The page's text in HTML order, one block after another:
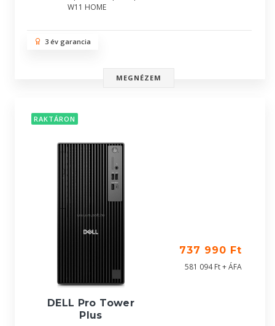
W11 HOME
3 év garancia
MEGNÉZEM
RAKTÁRON
DELL Pro Tower
Plus
737 990 Ft
581 094 Ft + ÁFA